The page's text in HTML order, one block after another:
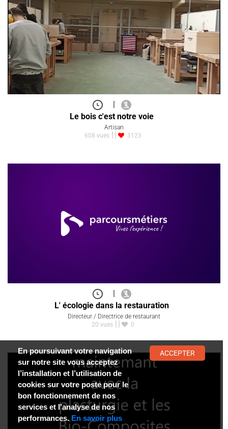
|
Le bois c'est notre voie
Artisan
608 vues
3123
|
L' écologie dans la restauration
Directeur / Directrice de restaurant
20 vues
0
En poursuivant votre navigation
sur notre site vous acceptez
l’installation et l’utilisation de
cookies sur votre poste pour le
bon fonctionnement de nos
services et l'analyse de nos
performances. En savoir plus
ACCEPTER